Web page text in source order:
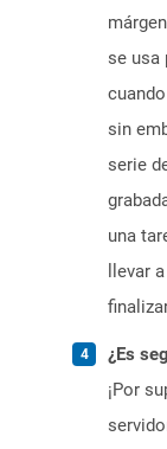
se usa
sin
serie
una
llevar
¿Es
¡Por